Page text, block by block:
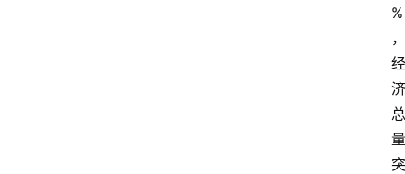
%
，
经
济
总
量
突